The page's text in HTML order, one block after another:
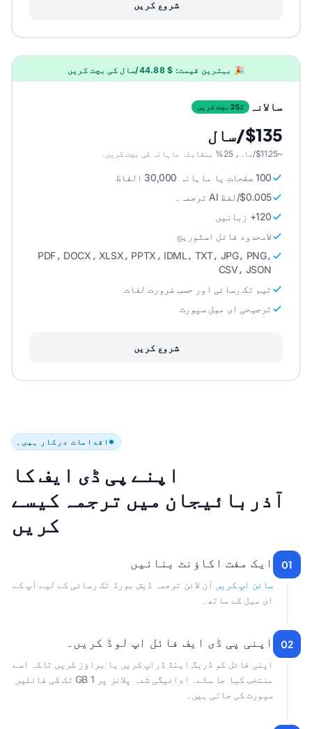
شروع کریں
🎉 بہترین قیمت: $ 44.88/سال کی بچت کریں
سالانہ 25٪ بچت کریں
$135/سال
~$11.25/ماہ، 25% بمقابلہ ماہانہ کی بچت کریں۔
100 صفحات یا ماہانہ 30,000 الفاظ
$0.005/لفظ AI ترجمہ۔
120+ زبانیں
لامحدود فائل اسٹوریج
PDF، DOCX، XLSX، PPTX، IDML، TXT، JPG، PNG،
CSV، JSON
ٹیم تک رسائی اور حسب ضرورت لغات
ترجیحی ای میل سپورٹ
شروع کریں
اقدامات درکار ہیں۔
اپنے پی ڈی ایف کا
آذربائیجان میں ترجمہ کیسے
کریں
01 ایک مفت اکاؤنٹ بنائیں
سائن اپ کریں آن لائن ترجمہ ڈیش بورڈ تک رسائی کے لیے آپ کے
ای میل کے ساتھ۔
02 اپنی پی ڈی ایف فائل اپ لوڈ کریں۔
اپنی فائل کو ڈریگ اینڈ ڈراپ کریں یا براؤز کریں تاکہ اسے
منتخب کیا جا سکے۔ ادائیگی شدہ پلانز پر 1 GB تک کی فائلیں
سپورٹ کی جاتی ہیں۔